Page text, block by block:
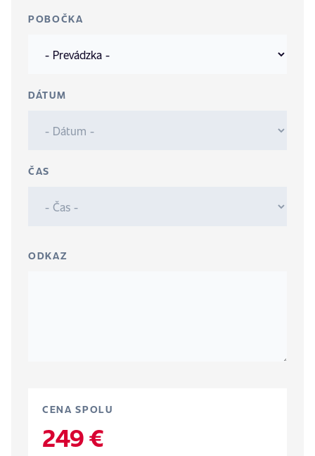
POBOČKA
DÁTUM
ČAS
ODKAZ
CENA SPOLU
249 €